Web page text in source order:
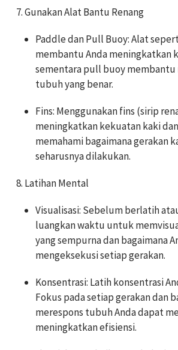
7. Gunakan Alat Bantu Renang
Paddle dan Pull Buoy: Alat
membantu Anda meningkatkan
sementara pull buoy
tubuh yang benar.
Fins: Menggunakan fins (sirip
meningkatkan kekuatan kaki
memahami bagaimana gerakan
seharusnya dilakukan.
8. Latihan Mental
Visualisasi: Sebelum berlatih
luangkan waktu untuk
yang sempurna dan bagaimana
mengeksekusi setiap gerakan.
Konsentrasi: Latih konsentrasi
Fokus pada setiap gerakan dan
merespons tubuh Anda dapat
meningkatkan efisiensi.